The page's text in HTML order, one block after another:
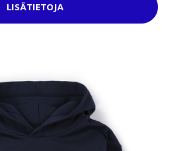
LISÄTIETOJA